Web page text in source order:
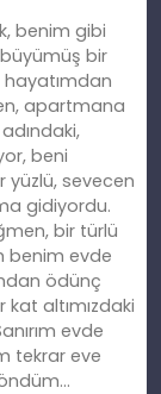
benim gibi
bir
apartmana
beni
yüzlü, sevecen
gidiyordu.
bir türlü
benim evde
ödünç
altımızdaki
evde
tekrar eve